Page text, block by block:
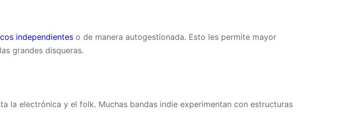
independientes o de manera autogestionada. Esto les permite mayor
grandes disqueras.
la electrónica y el folk. Muchas bandas indie experimentan con estructuras